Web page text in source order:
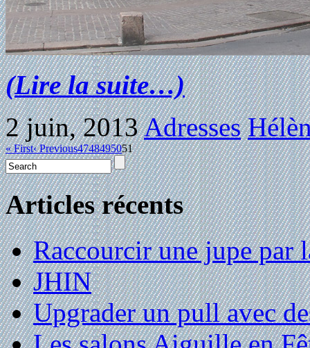
(Lire la suite…)
2 juin, 2013Adresses
« First‹ Previous4748495051
Articles récents
Raccourcir une jupe par
JHIN
Upgrader un pull avec